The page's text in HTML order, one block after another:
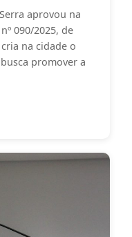
aprovou na
090/2025, de
na cidade o
promover a
“Verde Legal”,